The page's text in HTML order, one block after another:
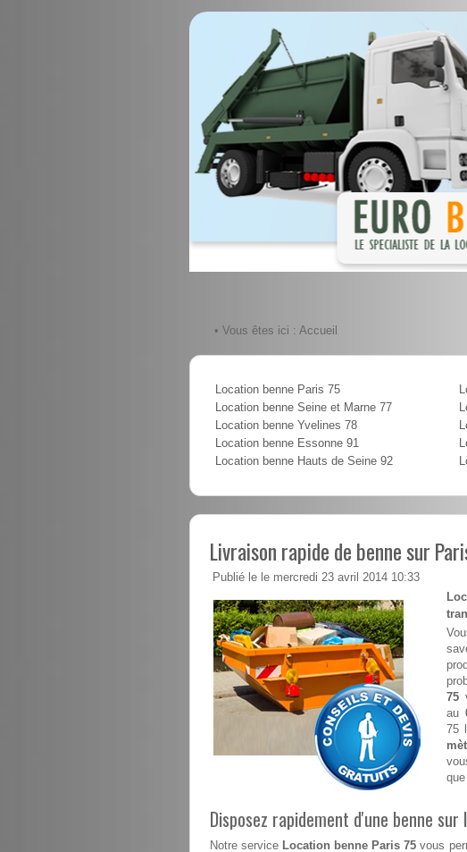
• Vous êtes ici : Accueil
Location benne Paris 75
Location benne Seine et Marne 77
Location benne Yvelines 78
Location benne Essonne 91
Location benne Hauts de Seine 92
Livraison rapide de benne sur
Publié le le mercredi 23 avril 2014 10:33
75
au
75
Disposez rapidement d'une benne
Notre service Location benne Paris 75 vous